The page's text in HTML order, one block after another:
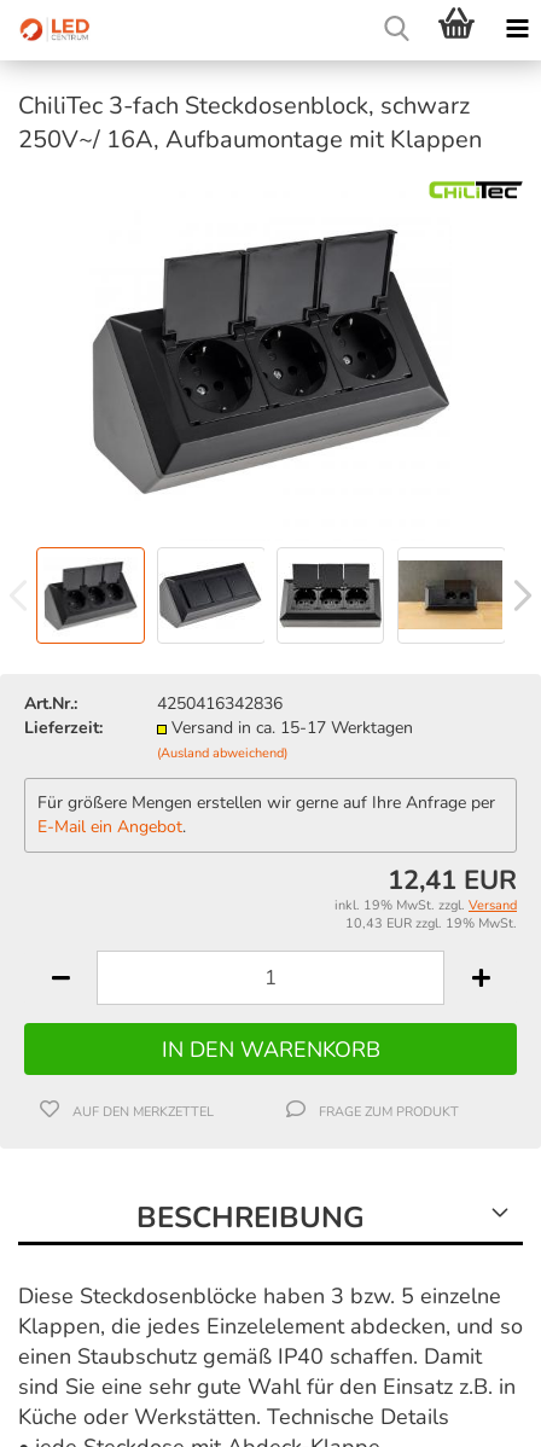
ChiliTec 3-fach Steckdosenblock, schwarz
250V~/ 16A, Aufbaumontage mit Klappen
Art.Nr.:
4250416342836
Lieferzeit:
Versand in ca. 15-17 Werktagen
(Ausland abweichend)
Für größere Mengen erstellen wir gerne auf Ihre Anfrage per
E-Mail ein Angebot.
12,41 EUR
inkl. 19% MwSt. zzgl. Versand
10,43 EUR zzgl. 19% MwSt.
AUF DEN MERKZETTEL FRAGE ZUM PRODUKT
BESCHREIBUNG
Diese Steckdosenblöcke haben 3 bzw. 5 einzelne
Klappen, die jedes Einzelelement abdecken, und so
einen Staubschutz gemäß IP40 schaffen. Damit
sind Sie eine sehr gute Wahl für den Einsatz z.B. in
Küche oder Werkstätten. Technische Details